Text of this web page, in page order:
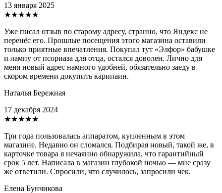
13 января 2025
★★★★★
Уже писал отзыв по старому адресу, странно, что Яндекс не
перенёс его. Прошлые посещения этого магазина оставили
только приятные впечатления. Покупал тут «Элфор» бабушке
и лампу от псориаза для отца, остался доволен. Лично для
меня новый адрес намного удобней, обязательно заеду в
скором времени докупить карипаин.
Наталья Бережная
17 декабря 2024
★★★★★
Три года пользовалась аппаратом, купленным в этом
магазине. Недавно он сломался. Подбирая новый, такой же, в
карточке товара я нечаянно обнаружила, что гарантийный
срок 5 лет. Написала в магазин глубокой ночью — мне сразу
же ответили. Спросили, что случилось, запросили чек.
Елена Бунчикова